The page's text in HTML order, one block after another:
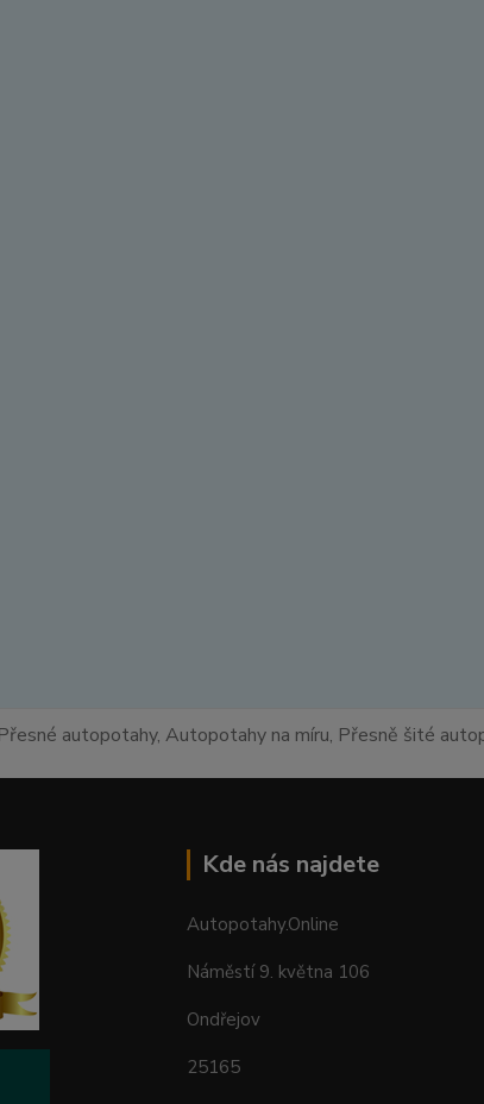
autopotahy, Autopotahy na míru, Přesně šité
Kde nás najdete
Autopotahy.Online
Náměstí 9. května 106
Ondřejov
25165